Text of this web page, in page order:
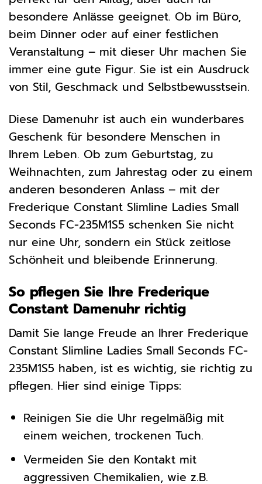
besondere Anlässe geeignet. Ob im Büro,
beim Dinner oder auf einer festlichen
Veranstaltung – mit dieser Uhr machen Sie
immer eine gute Figur. Sie ist ein Ausdruck
von Stil, Geschmack und Selbstbewusstsein.
Diese Damenuhr ist auch ein wunderbares
Geschenk für besondere Menschen in
Ihrem Leben. Ob zum Geburtstag, zu
Weihnachten, zum Jahrestag oder zu einem
anderen besonderen Anlass – mit der
Frederique Constant Slimline Ladies Small
Seconds FC-235M1S5 schenken Sie nicht
nur eine Uhr, sondern ein Stück zeitlose
Schönheit und bleibende Erinnerung.
So pflegen Sie Ihre Frederique
Constant Damenuhr richtig
Damit Sie lange Freude an Ihrer Frederique
Constant Slimline Ladies Small Seconds FC-
235M1S5 haben, ist es wichtig, sie richtig zu
pflegen. Hier sind einige Tipps:
Reinigen Sie die Uhr regelmäßig mit
einem weichen, trockenen Tuch.
Vermeiden Sie den Kontakt mit
aggressiven Chemikalien, wie z.B.